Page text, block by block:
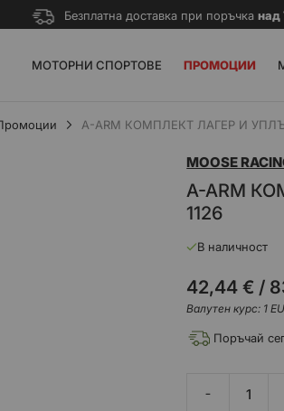
Безплатна доставка при поръчка над
МОТОРНИ СПОРТОВЕ ПРОМОЦИИ
A-ARM КОМПЛЕКТ ЛАГЕР И
A-ARM
1126
MOOSE
В наличност
42,44 € /
Валутен курс: 1
Поръчай